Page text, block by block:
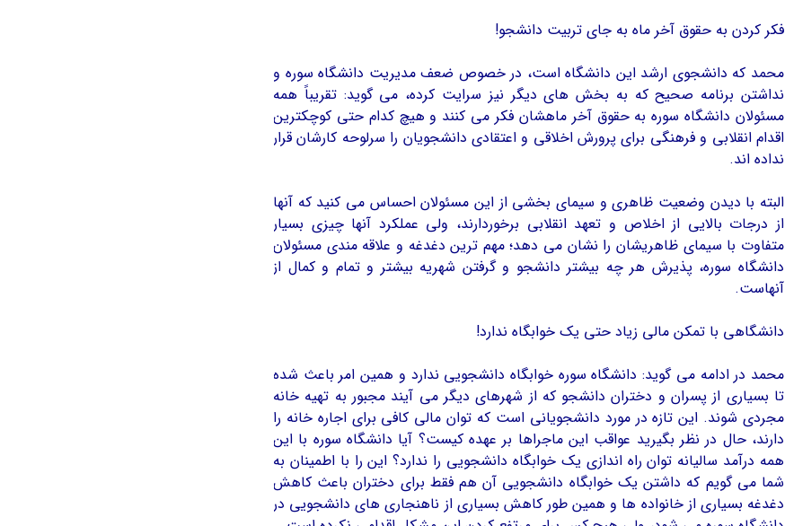
فكر كردن به حقوق آخر ماه به جاي تربيت دانشجو!
محمد كه دانشجوي ارشد اين دانشگاه است، در خصوص ضعف مدیریت دانشگاه سوره و
نداشتن برنامه صحیح که به بخش های دیگر نیز سرایت کرده، مي گويد: تقریباً همه
مسئولان دانشگاه سوره به حقوق آخر ماهشان فکر می کنند و هیچ کدام حتی کوچکترین
اقدام انقلابی و فرهنگی برای پرورش اخلاقی و اعتقادی دانشجویان را سرلوحه کارشان قرار
نداده اند.
البته با دیدن وضعیت ظاهری و سیمای بخشی از این مسئولان احساس می کنید که آنها
از درجات بالایی از اخلاص و تعهد انقلابی برخوردارند، ولی عملکرد آنها چیزی بسیار
متفاوت با سیمای ظاهریشان را نشان می دهد؛ مهم ترین دغدغه و علاقه مندی مسئولان
دانشگاه سوره، پذیرش هر چه بیشتر دانشجو و گرفتن شهریه بیشتر و تمام و کمال از
آنهاست.
دانشگاهي با تمكن مالي زياد حتي يك خوابگاه ندارد!
محمد در ادامه مي گويد: دانشگاه سوره خوابگاه دانشجویی ندارد و همین امر باعث شده
تا بسیاری از پسران و دختران دانشجو که از شهرهای دیگر می آیند مجبور به تهیه خانه
مجردی شوند. این تازه در مورد دانشجویانی است که توان مالی کافی برای اجاره خانه را
دارند، حال در نظر بگیرید عواقب این ماجراها بر عهده کیست؟ آیا دانشگاه سوره با این
همه درآمد سالیانه توان راه اندازی یک خوابگاه دانشجویی را ندارد؟ این را با اطمینان به
شما می گویم که داشتن یک خوابگاه دانشجویی آن هم فقط برای دختران باعث کاهش
دغدغه بسیاری از خانواده ها و همین طور کاهش بسیاری از ناهنجاری های دانشجویی در